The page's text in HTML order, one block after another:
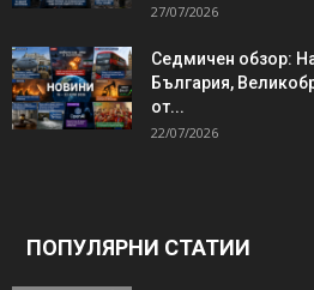
27/07/2026
Седмичен обзор:
България,
от...
22/07/2026
ПОПУЛЯРНИ СТАТИИ